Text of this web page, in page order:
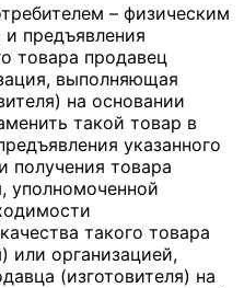
– физическим
предъявления
товара продавец
выполняющая
на основании
такой товар в
указанного
получения товара
уполномоченной
такого товара
или организацией,
(изготовителя) на